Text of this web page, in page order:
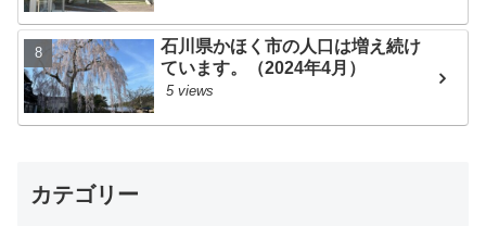
石川県かほく市の人口は増え続け
ています。（2024年4月）
5 views
カテゴリー